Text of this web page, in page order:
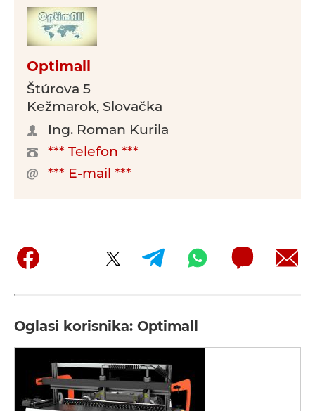
Optimall
Štúrova 5
Kežmarok, Slovačka
Ing. Roman Kurila
*** Telefon ***
*** E-mail ***
Oglasi korisnika: Optimall